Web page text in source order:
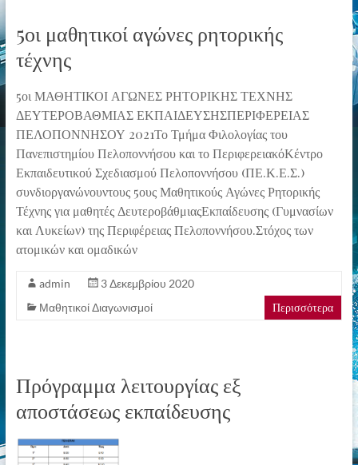
5οι μαθητικοί αγώνες ρητορικής
τέχνης
5οι ΜΑΘΗΤΙΚΟΙ ΑΓΩΝΕΣ ΡΗΤΟΡΙΚΗΣ ΤΕΧΝΗΣ
ΔΕΥΤΕΡΟΒΑΘΜΙΑΣ ΕΚΠΑΙΔΕΥΣΗΣΠΕΡΙΦΕΡΕΙΑΣ
ΠΕΛΟΠΟΝΝΗΣΟΥ 2021Το Τμήμα Φιλολογίας του
Πανεπιστημίου Πελοποννήσου και το ΠεριφερειακόΚέντρο
Εκπαιδευτικού Σχεδιασμού Πελοποννήσου (ΠΕ.Κ.Ε.Σ.)
συνδιοργανώνουντους 5ους Μαθητικούς Αγώνες Ρητορικής
Τέχνης για μαθητές ΔευτεροβάθμιαςΕκπαίδευσης (Γυμνασίων
και Λυκείων) της Περιφέρειας Πελοποννήσου.Στόχος των
ατομικών και ομαδικών
admin
3 Δεκεμβρίου 2020
Μαθητικοί Διαγωνισμοί
Περισσότερα
Πρόγραμμα λειτουργίας εξ
αποστάσεως εκπαίδευσης